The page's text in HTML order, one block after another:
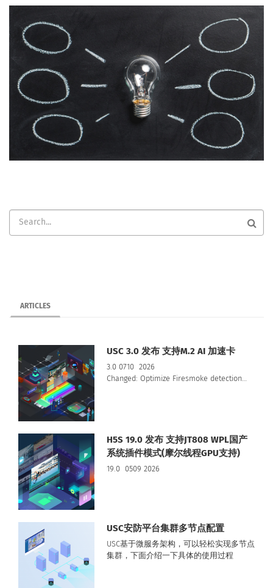
ARTICLES
USC 3.0 发布 支持M.2 AI 加速卡
3.0 0710 2026
Changed: Optimize Firesmoke detection…
H5S 19.0 发布 支持JT808 WPL国产
系统插件模式(摩尔线程GPU支持)
19.0 0509 2026
USC安防平台集群多节点配置
USC基于微服务架构，可以轻松实现多节点
集群，下面介绍一下具体的使用过程